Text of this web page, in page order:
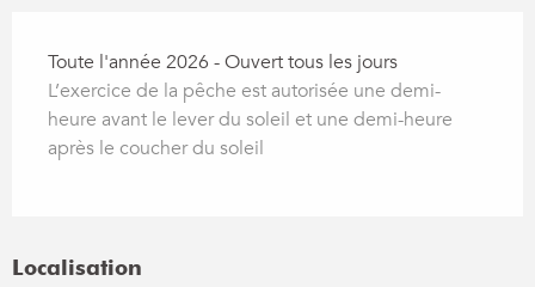
Toute l'année 2026 - Ouvert tous les jours
L’exercice de la pêche est autorisée une demi-
heure avant le lever du soleil et une demi-heure
après le coucher du soleil
Localisation